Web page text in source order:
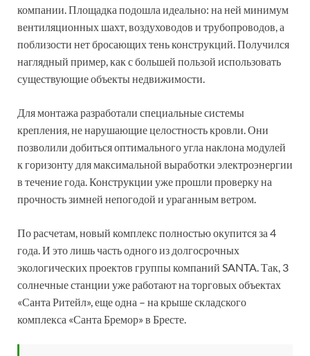
компании. Площадка подошла идеально: на ней минимум
вентиляционных шахт, воздуховодов и трубопроводов, а
поблизости нет бросающих тень конструкций. Получился
наглядный пример, как с большей пользой использовать
существующие объекты недвижимости.
Для монтажа разработали специальные системы
крепления, не нарушающие целостность кровли. Они
позволили добиться оптимального угла наклона модулей
к горизонту для максимальной выработки электроэнергии
в течение года. Конструкции уже прошли проверку на
прочность зимней непогодой и ураганным ветром.
По расчетам, новый комплекс полностью окупится за 4
года. И это лишь часть одного из долгосрочных
экологических проектов группы компаний SANTA. Так, 3
солнечные станции уже работают на торговых объектах
«Санта Ритейл», еще одна – на крыше складского
комплекса «Санта Бремор» в Бресте.